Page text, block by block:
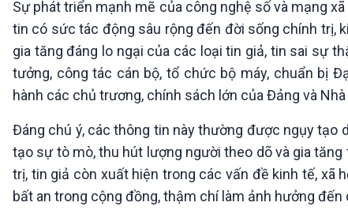
360 độ Sức khỏe
Chuyển đổi Xanh
Tài nguyên và Môi trường
Chuyên gia của bạn
Xã hội chuyển động
Bước chân đến trường
Kết nối công nghệ
Sống chung với biến đổi
khí hậu
VOV1 đặc biệt
Thanh âm ký sự
Chân dung cuộc sống
Các chương trình đặc biệt
Sự phát triển mạnh mẽ của công nghệ số và mạng
tin có sức tác động sâu rộng đến đời sống chính trị,
gia tăng đáng lo ngại của các loại tin giả, tin sai sự
tưởng, công tác cán bộ, tổ chức bộ máy, chuẩn bị
hành các chủ trương, chính sách lớn của Đảng và
Đáng chú ý, các thông tin này thường được ngụy tạo
tạo sự tò mò, thu hút lượng người theo dõ và gia
trị, tin giả còn xuất hiện trong các vấn đề kinh tế, xã
bất an trong cộng đồng, thậm chí làm ảnh hưởng